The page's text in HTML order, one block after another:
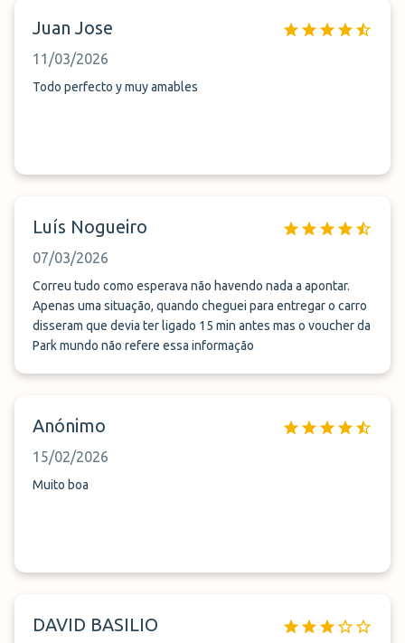
Juan Jose
11/03/2026
Todo perfecto y muy amables
Luís Nogueiro
07/03/2026
Correu tudo como esperava não havendo nada a apontar.
Apenas uma situação, quando cheguei para entregar o carro
disseram que devia ter ligado 15 min antes mas o voucher da
Park mundo não refere essa informação
Anónimo
15/02/2026
Muito boa
DAVID BASILIO